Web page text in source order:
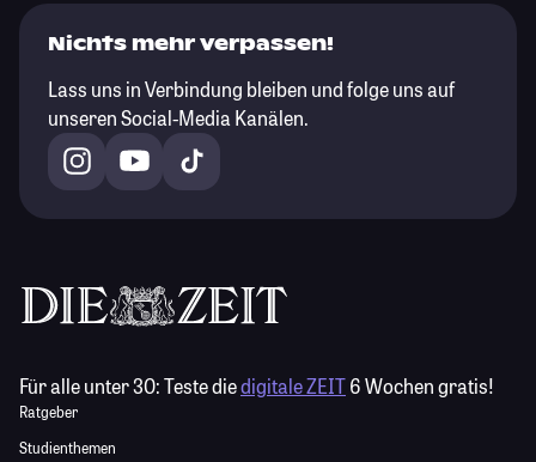
Nichts mehr verpassen!
Lass uns in Verbindung bleiben und folge uns auf
unseren Social-Media Kanälen.
Für alle unter 30:Teste diedigitale ZEIT6 Wochen gratis!
Ratgeber
Studienthemen